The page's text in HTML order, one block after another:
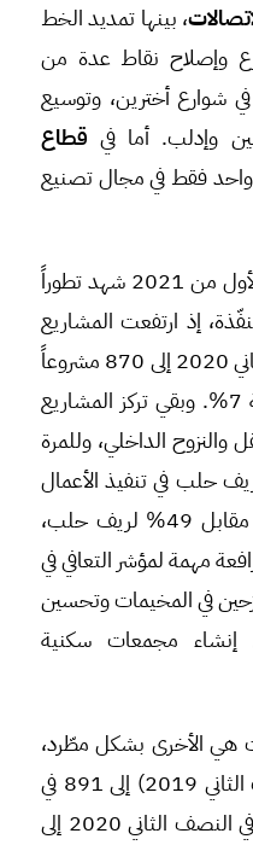
، بينها تمديد الخط
وإصلاح نقاط عدة من
شوارع أخترين، وتوسيع
وإدلب. أما فيقطاع
فقط في مجال تصنيع
أخيراً، يمكن القول إن النصف الأول من 2021 شهد تطوراً
إذ ارتفعت المشاريع
من 812 مشروعاً في النصف الثاني 2020 إلى 870 مشروعاً
في النصف الأول 2021، بنسبة 7%. وبقي تركز المشاريع
والنزوح الداخلي، وللمرة
حلب في تنفيذ الأعمال
والمشاريع بواقع 51% لإدلب مقابل 49% لريف حلب،
مهمة لمؤشر التعافي في
في المخيمات وتحسين
إنشاء مجمعات سكنية
هي الأخرى بشكل مطّرد،
فقد ارتفعت من 224 (النصف الثاني 2019) إلى 891 في
النصف الأول 2020 إلى 947 في النصف الثاني 2020 إلى